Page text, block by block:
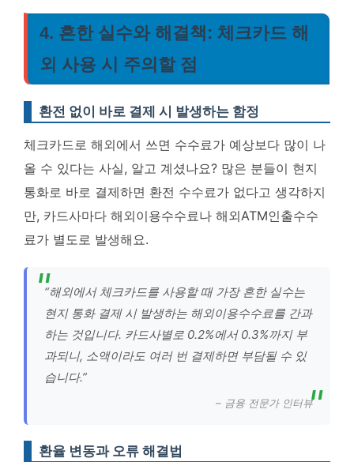
4. 흔한 실수와 해결책: 체크카드 해
외 사용 시 주의할 점
환전 없이 바로 결제 시 발생하는 함정
체크카드로 해외에서 쓰면 수수료가 예상보다 많이 나
올 수 있다는 사실, 알고 계셨나요? 많은 분들이 현지
통화로 바로 결제하면 환전 수수료가 없다고 생각하지
만, 카드사마다 해외이용수수료나 해외ATM인출수수
료가 별도로 발생해요.
“해외에서 체크카드를 사용할 때 가장 흔한 실수는
현지 통화 결제 시 발생하는 해외이용수수료를 간과
하는 것입니다. 카드사별로 0.2%에서 0.3%까지 부
과되니, 소액이라도 여러 번 결제하면 부담될 수 있
습니다.”
– 금융 전문가 인터뷰
환율 변동과 오류 해결법